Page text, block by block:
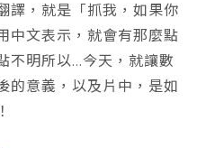
譯，就是「抓我，如果你
中文表示，就會有那麼點
不明所以…今天，就讓數
的意義，以及片中，是如